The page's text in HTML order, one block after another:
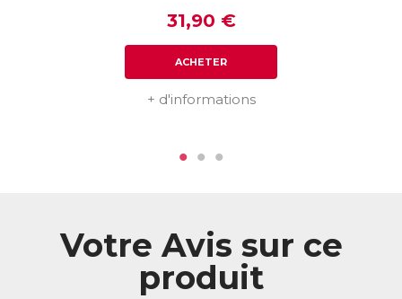
31,90 €
ACHETER
+ d'informations
Votre Avis sur ce
produit